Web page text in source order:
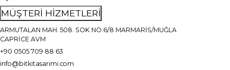
MÜŞTERİ HİZMETLERİ
ARMUTALAN MAH. 508. SOK NO:6/8 MARMARİS/MUĞLA
CAPRİCE AVM
+90 0505 709 88 63
info@bitkitasarimi.com